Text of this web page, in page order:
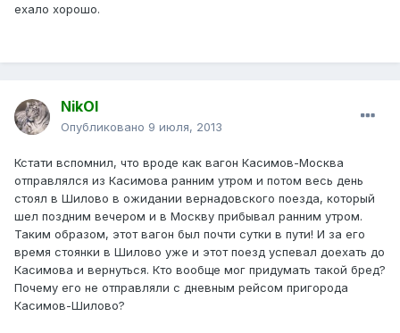
ехало хорошо.
NikOl
Опубликовано 9 июля, 2013
Кстати вспомнил, что вроде как вагон Касимов-Москва
отправлялся из Касимова ранним утром и потом весь день
стоял в Шилово в ожидании вернадовского поезда, который
шел поздним вечером и в Москву прибывал ранним утром.
Таким образом, этот вагон был почти сутки в пути! И за его
время стоянки в Шилово уже и этот поезд успевал доехать до
Касимова и вернуться. Кто вообще мог придумать такой бред?
Почему его не отправляли с дневным рейсом пригорода
Касимов-Шилово?